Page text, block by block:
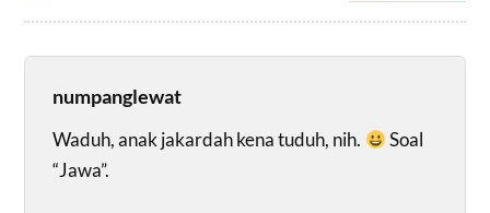
numpanglewat
Waduh, anak jakardah kena tuduh, nih.
Soal
“Jawa”.